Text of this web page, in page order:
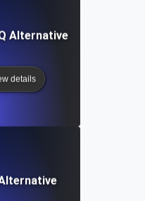
Alternative
details